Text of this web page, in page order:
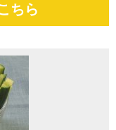
ちら